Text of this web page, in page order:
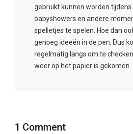
gebruikt kunnen worden
babyshowers en andere
spelletjes te spelen. Hoe dan
genoeg ideeën in de pen. Dus
regelmatig langs om te
weer op het papier is gekomen.
1 Comment